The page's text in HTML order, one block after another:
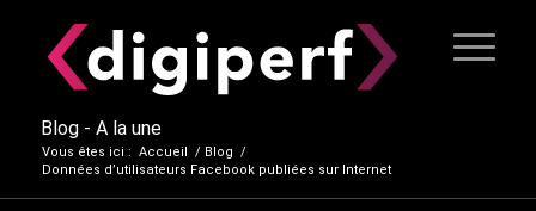
Blog - A la une
Vous êtes ici : Accueil / Blog /
Données d’utilisateurs Facebook publiées sur Internet